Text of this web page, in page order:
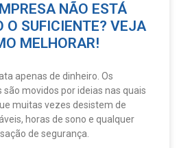
NÃO ESTÁ
O SUFICIENTE? VEJA
MELHORAR!
apenas de dinheiro. Os
movidos por ideias nas quais
muitas vezes desistem de
horas de sono e qualquer
de segurança.